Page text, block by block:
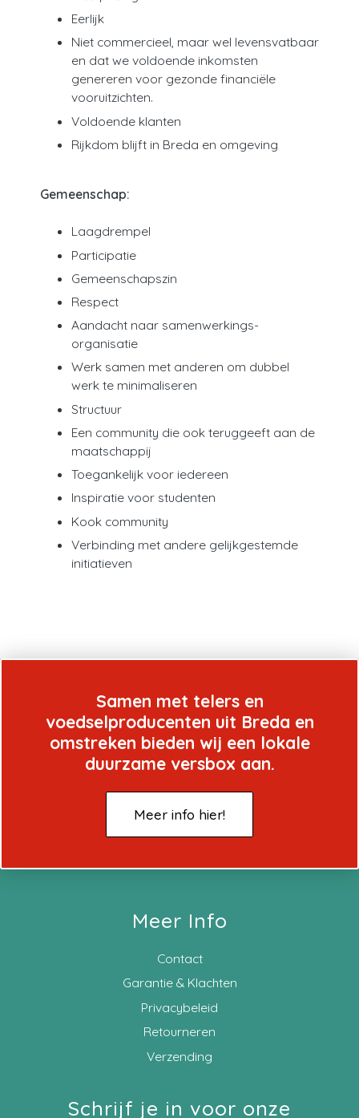
Eerlijk
Niet commercieel, maar wel levensvatbaar
en dat we voldoende inkomsten
genereren voor gezonde financiële
vooruitzichten.
Voldoende klanten
Rijkdom blijft in Breda en omgeving
Gemeenschap:
Laagdrempel
Participatie
Gemeenschapszin
Respect
Aandacht naar samenwerkings-
organisatie
Werk samen met anderen om dubbel
werk te minimaliseren
Structuur
Een community die ook teruggeeft aan de
maatschappij
Toegankelijk voor iedereen
Inspiratie voor studenten
Kook community
Verbinding met andere gelijkgestemde
initiatieven
Samen met telers en
voedselproducenten uit Breda en
omstreken bieden wij een lokale
duurzame versbox aan.
Meer info hier!
Meer Info
Contact
Garantie & Klachten
Privacybeleid
Retourneren
Verzending
Schrijf je in voor onze